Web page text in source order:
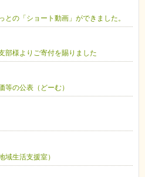
との「ショート動画」ができました。
部様よりご寄付を賜りました
等の公表（どーむ）
域生活支援室）